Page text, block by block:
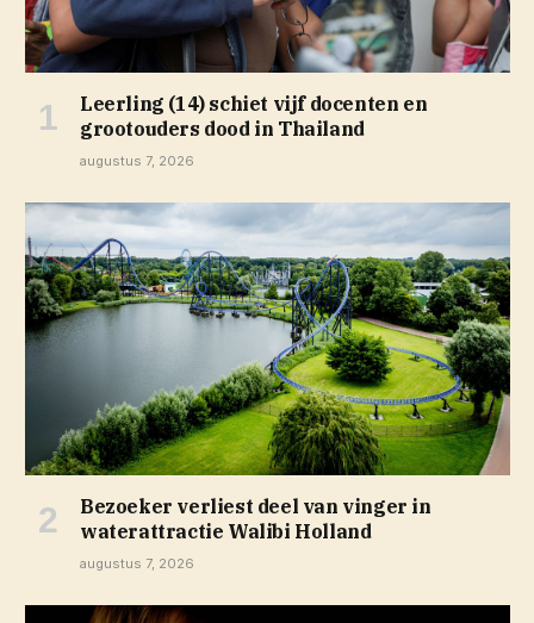
Leerling (14) schiet vijf docenten en
grootouders dood in Thailand
augustus 7, 2026
Bezoeker verliest deel van vinger in
waterattractie Walibi Holland
augustus 7, 2026